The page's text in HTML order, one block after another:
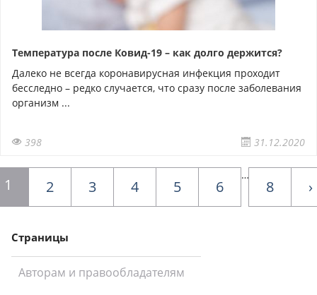
Температура после Ковид-19 – как долго держится?
Далеко не всегда коронавирусная инфекция проходит
бесследно – редко случается, что сразу после заболевания
организм ...
398 31.12.2020
1 2 3 4 5 6
…
8 ›
Страницы
Авторам и правообладателям